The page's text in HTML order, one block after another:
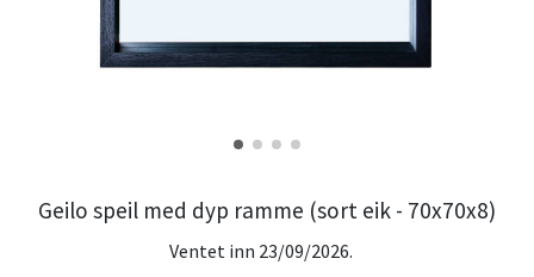
Geilo speil med dyp ramme (sort eik - 70x70x8)
Ventet inn 23/09/2026.